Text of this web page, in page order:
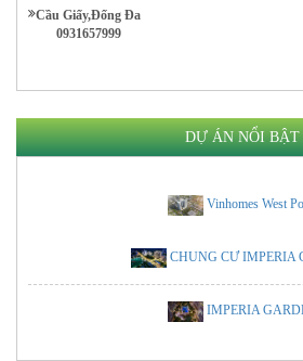
Cầu Giấy,Đống Đa
0931657999
DỰ ÁN NỔI BẬT
Vinhomes West
CHUNG CƯ IMPERIA
IMPERIA